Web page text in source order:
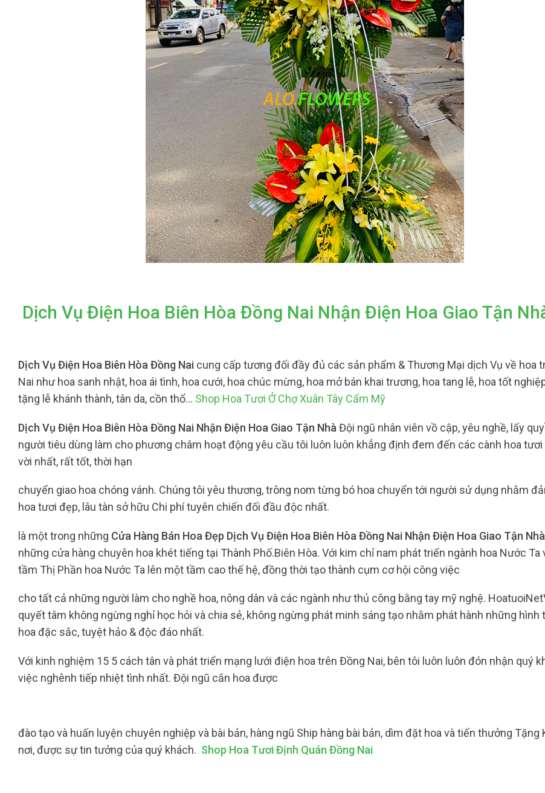
Dịch Vụ Điện Hoa Biên Hòa Đồng Nai Nhận Điện Hoa Giao Tận
Dịch Vụ Điện Hoa Biên Hòa Đồng Nai cung cấp tương đối đầy đủ các sản phẩm & Thương Mại dịch Vụ về hoa
Nai như hoa sanh nhật, hoa ái tình, hoa cưới, hoa chúc mừng, hoa mở bán khai trương, hoa tang lễ, hoa tốt
tặng lễ khánh thành, tân da, cồn thổ… Shop Hoa Tươi Ở Chợ Xuân Tây Cẩm Mỹ
Dịch Vụ Điện Hoa Biên Hòa Đồng Nai Nhận Điện Hoa Giao Tận Nhà Đội ngũ nhân viên vồ cập, yêu nghề, lấy
người tiêu dùng làm cho phương châm hoạt động yêu cầu tôi luôn luôn khẳng định đem đến các cành hoa
vời nhất, rất tốt, thời hạn
chuyển giao hoa chóng vánh. Chúng tôi yêu thương, trông nom từng bó hoa chuyển tới người sử dụng nhằm
hoa tươi đẹp, lâu tàn sở hữu Chi phí tuyên chiến đối đầu độc nhất.
là một trong những Cửa Hàng Bán Hoa Đẹp Dịch Vụ Điện Hoa Biên Hòa Đồng Nai Nhận Điện Hoa Giao Tận Nhà
những cửa hàng chuyên hoa khét tiếng tại Thành Phố.Biên Hòa. Với kim chỉ nam phát triển ngành hoa Nước Ta
tầm Thị Phần hoa Nước Ta lên một tầm cao thế hệ, đồng thời tạo thành cụm cơ hội công việc
cho tất cả những người làm cho nghề hoa, nông dân và các ngành như thủ công bằng tay mỹ nghệ.
quyết tâm không ngừng nghỉ học hỏi và chia sẻ, không ngừng phát minh sáng tạo nhằm phát hành những hình
hoa đặc sắc, tuyệt hảo & độc đáo nhất.
Với kinh nghiệm 15 5 cách tân và phát triển mạng lưới điện hoa trên Đồng Nai, bên tôi luôn luôn đón nhận quý
việc nghênh tiếp nhiệt tình nhất. Đội ngũ cắn hoa được
đào tạo và huấn luyện chuyên nghiệp và bài bản, hàng ngũ Ship hàng bài bản, dìm đặt hoa và tiến thưởng Tặng
nơi, được sự tin tưởng của quý khách. Shop Hoa Tươi Định Quán Đồng Nai